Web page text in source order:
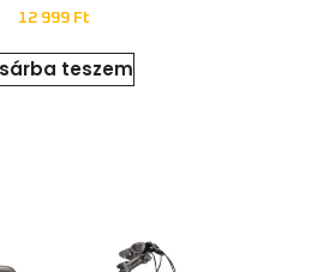
12 999 Ft
teszem